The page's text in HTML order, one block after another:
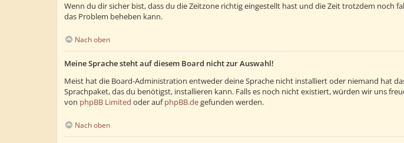
Wenn du dir sicher bist, dass du die Zeitzone richtig eingestellt hast und die Zeit trotzdem noch
das Problem beheben kann.
Nach oben
Meine Sprache steht auf diesem Board nicht zur Auswahl!
Meist hat die Board-Administration entweder deine Sprache nicht installiert oder niemand hat
Sprachpaket, das du benötigst, installieren kann. Falls es noch nicht existiert, würden wir uns
von phpBB Limited oder aufphpBB.degefunden werden.
Nach oben